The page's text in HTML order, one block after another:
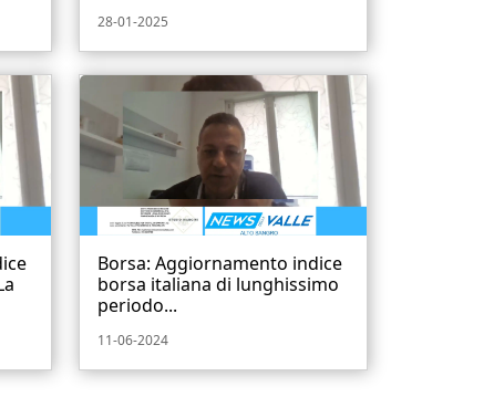
28-01-2025
Borsa: Aggiornamento indice
borsa italiana di lunghissimo
periodo...
11-06-2024